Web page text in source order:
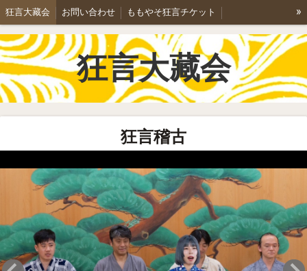
狂言大藏会 お問い合わせ ももやそ狂言チケット
能と狂言/彌右衛門家 学生狂言講座のご案内 狂言講座詳細
公演案内 ちょこっとももやそ2024 ちょこっとももやそ2025
ももやそ狂言2026 「空腕」を歩く。 鬼の首引き
稽古のご案内 特定商取引法表記
»
狂言大藏会
狂言稽古